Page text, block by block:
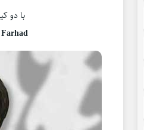
با دو کیفیت ۳۲۰ و ۱۲۸